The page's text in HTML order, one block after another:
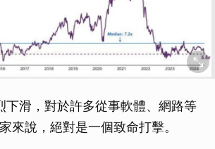
下滑，對於許多從事軟體、網路等
來說，絕對是一個致命打擊。